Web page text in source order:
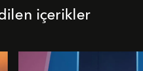
içerikler